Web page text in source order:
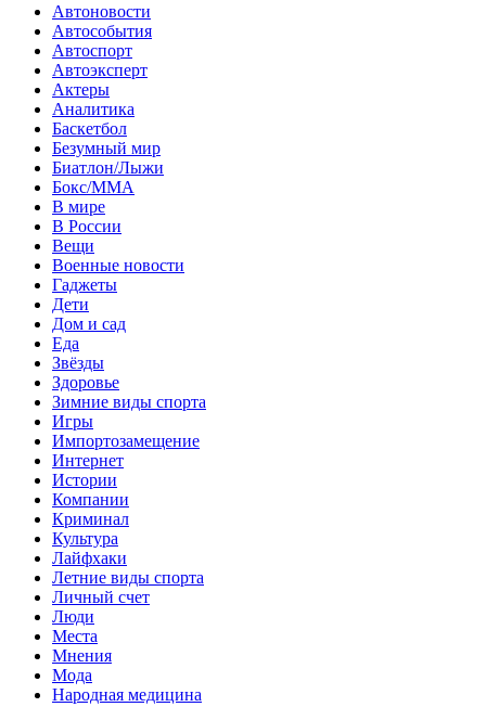
Автоновости
Автособытия
Автоспорт
Автоэксперт
Актеры
Аналитика
Баскетбол
Безумный мир
Биатлон/Лыжи
Бокс/MMA
В мире
В России
Вещи
Военные новости
Гаджеты
Дети
Дом и сад
Еда
Звёзды
Здоровье
Зимние виды спорта
Игры
Импортозамещение
Интернет
Истории
Компании
Криминал
Культура
Лайфхаки
Летние виды спорта
Личный счет
Люди
Места
Мнения
Мода
Народная медицина